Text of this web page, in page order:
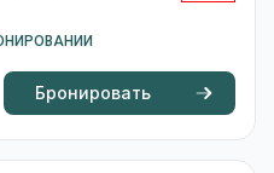
Бронировать